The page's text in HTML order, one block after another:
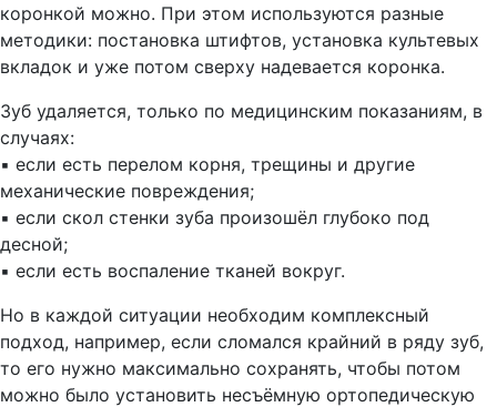
коронкой можно. При этом используются разные
методики: постановка штифтов, установка культевых
вкладок и уже потом сверху надевается коронка.
Зуб удаляется, только по медицинским показаниям, в
случаях:
▪︎ если есть перелом корня, трещины и другие
механические повреждения;
▪︎ если скол стенки зуба произошёл глубоко под
десной;
▪︎ если есть воспаление тканей вокруг.
Но в каждой ситуации необходим комплексный
подход, например, если сломался крайний в ряду зуб,
то его нужно максимально сохранять, чтобы потом
можно было установить несъёмную ортопедическую